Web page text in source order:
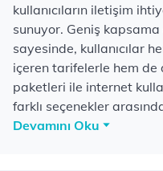
kullanıcıların iletişim
sunuyor. Geniş kapsama
sayesinde, kullanıcılar
içeren tarifelerle hem
paketleri ile internet
farklı seçenekler
Devamını Oku